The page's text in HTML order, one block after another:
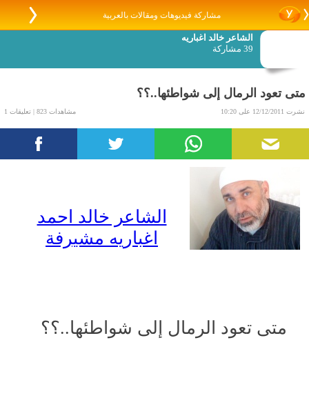
مشاركة فيديوهات ومقالات بالعربية
الشاعر خالد اغباريه
39 مشاركة
متى تعود الرمال إلى شواطئها..؟؟
نشرت 12/12/2011 على 10:20 مشاهدات 823 | تعليقات 1
الشاعر خالد احمد
اغباريه مشيرفة
متى تعود الرمال إلى شواطئها..؟؟